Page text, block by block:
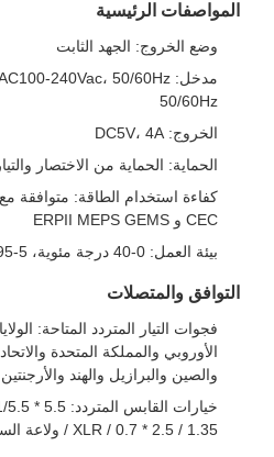
المواصفات الرئيسية
وضع الخروج: الجهد الثابت
50/60Hz
الخروج: DC5V، 4A
الحماية: الحماية من الاختصار
كفاءة استخدام الطاقة: متوافقة
CEC و ERPII MEPS GEMS
بيئة العمل: 0-40 درجة مئوية، 5-95٪ RH
التوافق والمتصلات
فجوات التيار المتردد المتاحة:
الأوروبي والمملكة المتحدة
والصين والبرازيل والهند
1.35 / 2.5 * 0.7 / XLR / ولاعة السجائر (يمكن تخصيصها)